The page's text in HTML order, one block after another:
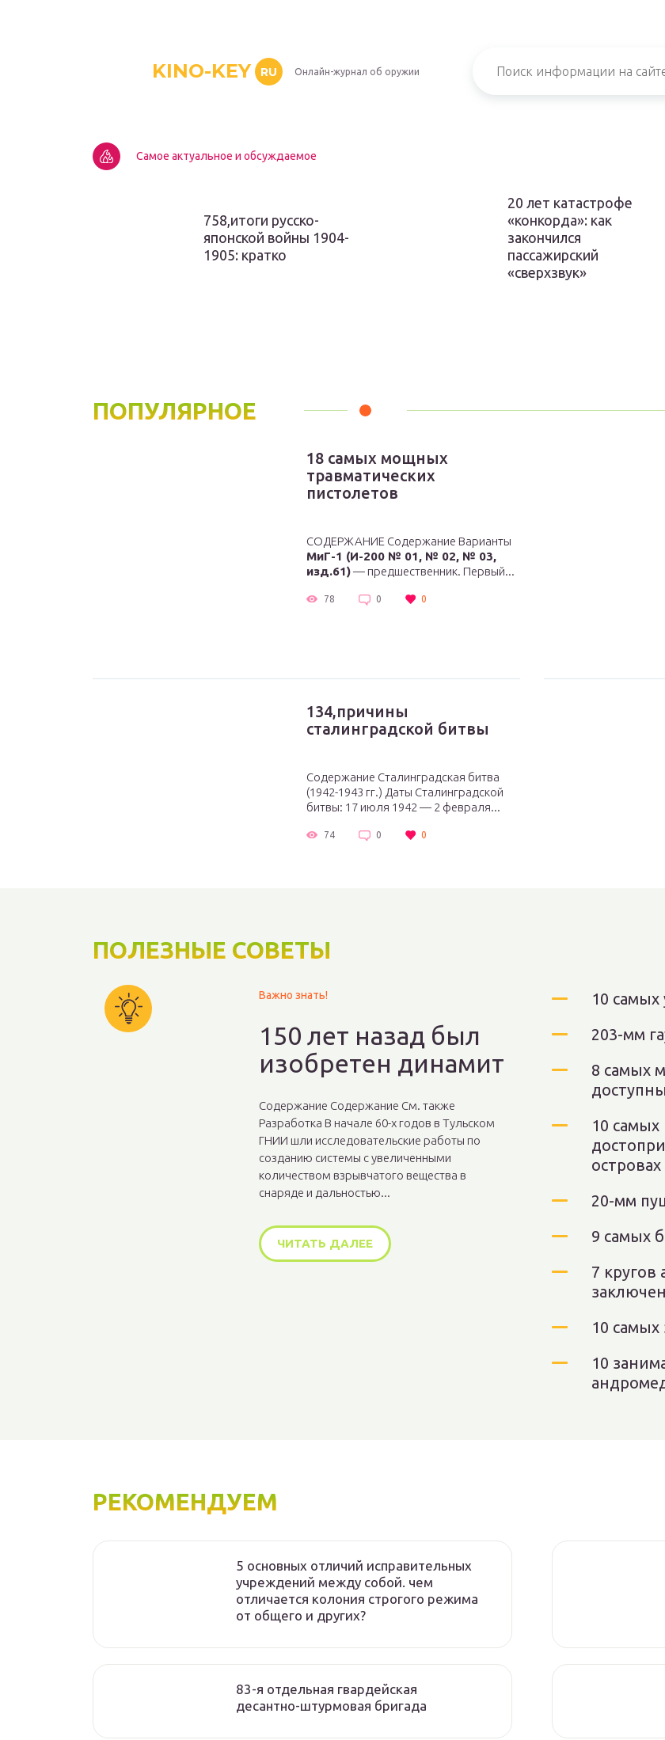
KINO-KEY RU Онлайн-журнал об оружии
Самое актуальное и обсуждаемое
758,итоги русско-
японской войны 1904-
1905: кратко
20 лет катастрофе
«конкорда»: как
закончился
пассажирский
«сверхзвук»
ПОПУЛЯРНОЕ
18 самых мощных
травматических
пистолетов
СОДЕРЖАНИЕ Содержание Варианты
МиГ-1 (И-200 № 01, № 02, № 03,
изд.61)— предшественник. Первый...
78 0 0
134,причины
сталинградской битвы
Содержание Сталинградская битва
(1942-1943 гг.) Даты Сталинградской
битвы: 17 июля 1942 — 2 февраля...
74 0 0
ПОЛЕЗНЫЕ СОВЕТЫ
Важно знать!
150 лет назад был
изобретен динамит
Содержание Содержание См. также
Разработка В начале 60-х годов в Тульском
ГНИИ шли исследовательские работы по
созданию системы с увеличенными
количеством взрывчатого вещества в
снаряде и дальностью...
ЧИТАТЬ ДАЛЕЕ
10
203-мм
8 самых
10 самых
островах
20-мм
9 самых
7
10
10
РЕКОМЕНДУЕМ
5 основных отличий исправительных
учреждений между собой. чем
отличается колония строгого режима
от общего и других?
83-я отдельная гвардейская
десантно-штурмовая бригада